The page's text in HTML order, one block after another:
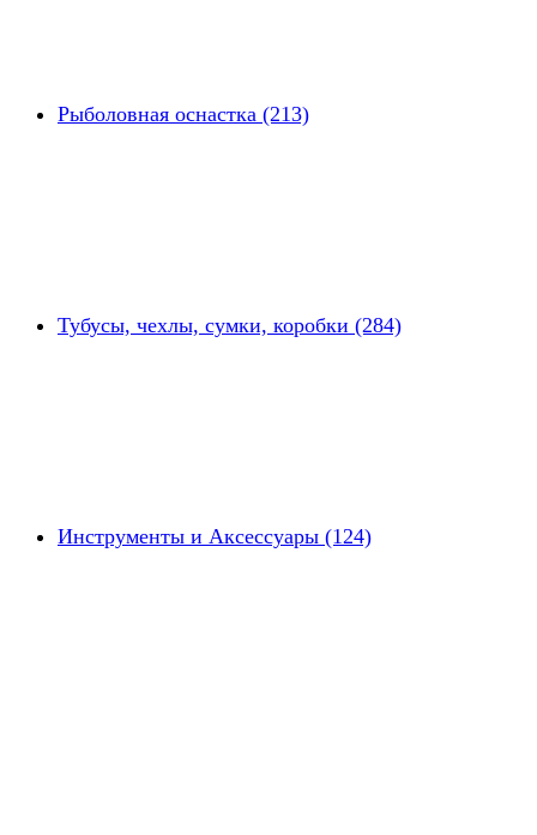
Рыболовная оснастка (213)
Тубусы, чехлы, сумки, коробки (284)
Инструменты и Аксессуары (124)